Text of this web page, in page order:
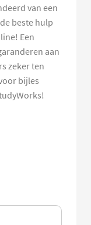
van een
beste hulp
Een
aan
zeker ten
bijles